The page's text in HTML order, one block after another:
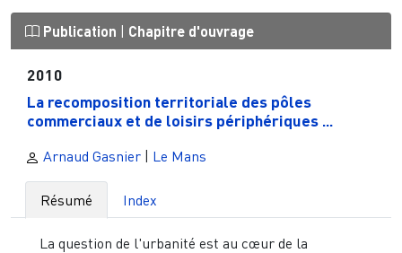
Publication Chapitre d'ouvrage
2010
La recomposition territoriale des pôles
commerciaux et de loisirs périphériques ...
Arnaud Gasnier | Le Mans
Résumé Index
La question de l'urbanité est au cœur de la